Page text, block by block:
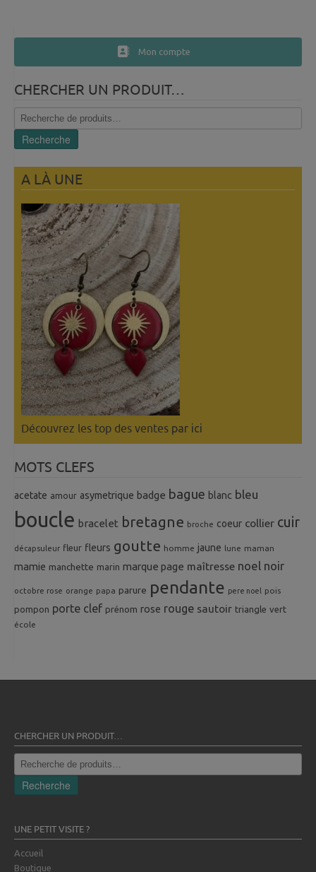
Mon compte
CHERCHER UN PRODUIT…
Recherche
pour :
Recherche
A LÀ UNE
Découvrez les top des ventes par ici
MOTS CLEFS
acetate amour asymetrique badge bague blanc bleu
boucle bracelet bretagne broche coeur collier cuir
décapsuleur fleur fleurs goutte homme jaune lune maman
mamie manchette marin marque page maîtresse noel noir
octobre rose orange papa parure pendante pere noel pois
pompon porte clef prénom rose rouge sautoir triangle vert
école
CHERCHER UN PRODUIT…
Recherche
pour :
Recherche
UNE PETIT VISITE ?
Accueil
Boutique